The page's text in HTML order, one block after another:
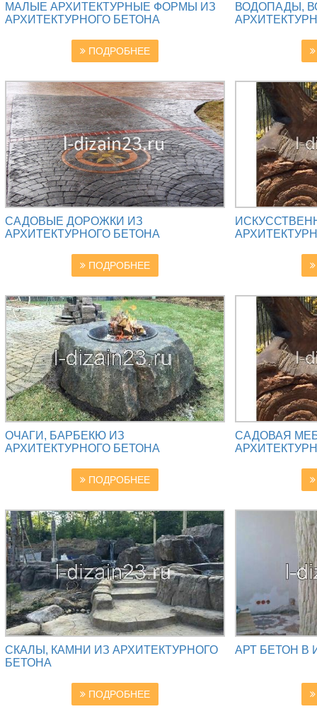
МАЛЫЕ АРХИТЕКТУРНЫЕ ФОРМЫ ИЗ
АРХИТЕКТУРНОГО БЕТОНА
ПОДРОБНЕЕ
ВОДОПАДЫ,
САДОВЫЕ ДОРОЖКИ ИЗ
АРХИТЕКТУРНОГО БЕТОНА
ПОДРОБНЕЕ
ОЧАГИ, БАРБЕКЮ ИЗ
АРХИТЕКТУРНОГО БЕТОНА
ПОДРОБНЕЕ
САДОВАЯ
СКАЛЫ, КАМНИ ИЗ АРХИТЕКТУРНОГО
БЕТОНА
ПОДРОБНЕЕ
АРТ БЕТОН В